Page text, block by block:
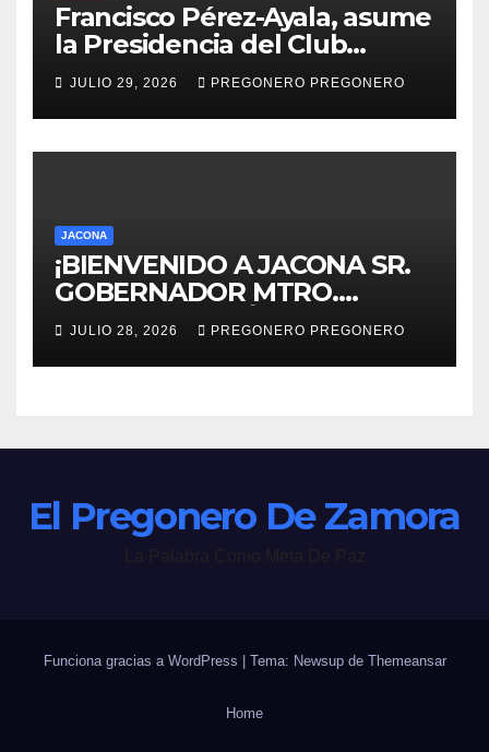
Francisco Pérez-Ayala, asume
la Presidencia del Club
Rotario Zamora Industrial,
para el periodo 2026–2027
JULIO 29, 2026 PREGONERO PREGONERO
JACONA
¡BIENVENIDO A JACONA SR.
GOBERNADOR MTRO.
ALFREDO RAMÍREZ
BEDOLLA!
JULIO 28, 2026 PREGONERO PREGONERO
El Pregonero De Zamora
Funciona gracias a WordPress | Tema: Newsup de Themeansar
Home